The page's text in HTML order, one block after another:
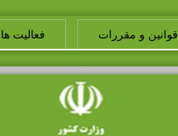
قوانین و مقررات فعالیت